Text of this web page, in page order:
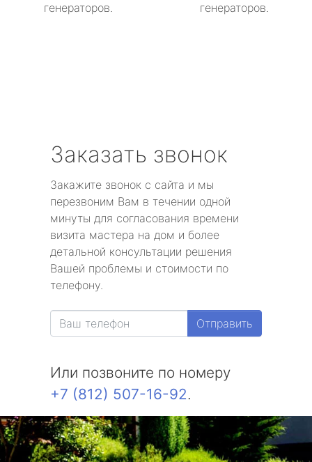
генераторов.
генераторов.
Заказать звонок
Закажите звонок с сайта и мы
перезвоним Вам в течении одной
минуты для согласования времени
визита мастера на дом и более
детальной консультации решения
Вашей проблемы и стоимости по
телефону.
Отправить
Или позвоните по номеру
+7 (812) 507-16-92.